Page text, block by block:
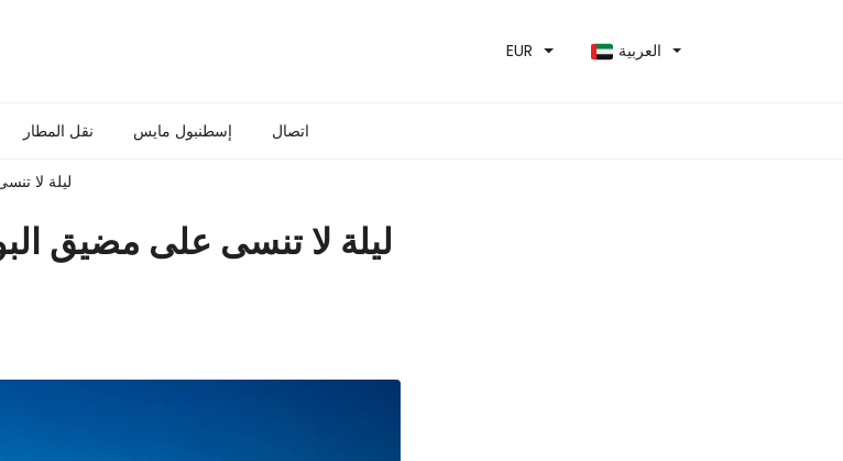
EUR العربية
نقل المطار إسطنبول مايس اتصال
ليلة لا
ليلة لا تنسى على مضيق